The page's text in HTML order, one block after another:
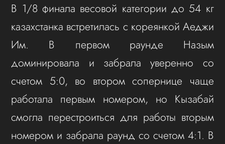
В 1/8 финала весовой категории до 54 кг
казахстанка встретилась с кореянкой Аеджи
Им. В первом раунде Назым
доминировала и забрала уверенно со
счетом 5:0, во втором сопернице чаще
работала первым номером, но Кызабай
смогла перестроиться для работы вторым
номером и забрала раунд со счетом 4:1. В